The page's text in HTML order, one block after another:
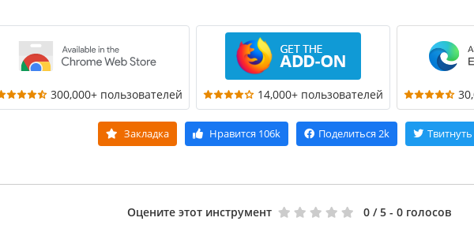
300,000+ пользователей 14,000+ пользователей
Закладка Нравится 106k Поделиться 2k Твитнуть
Оцените этот инструмент 0 / 5 - 0 голосов